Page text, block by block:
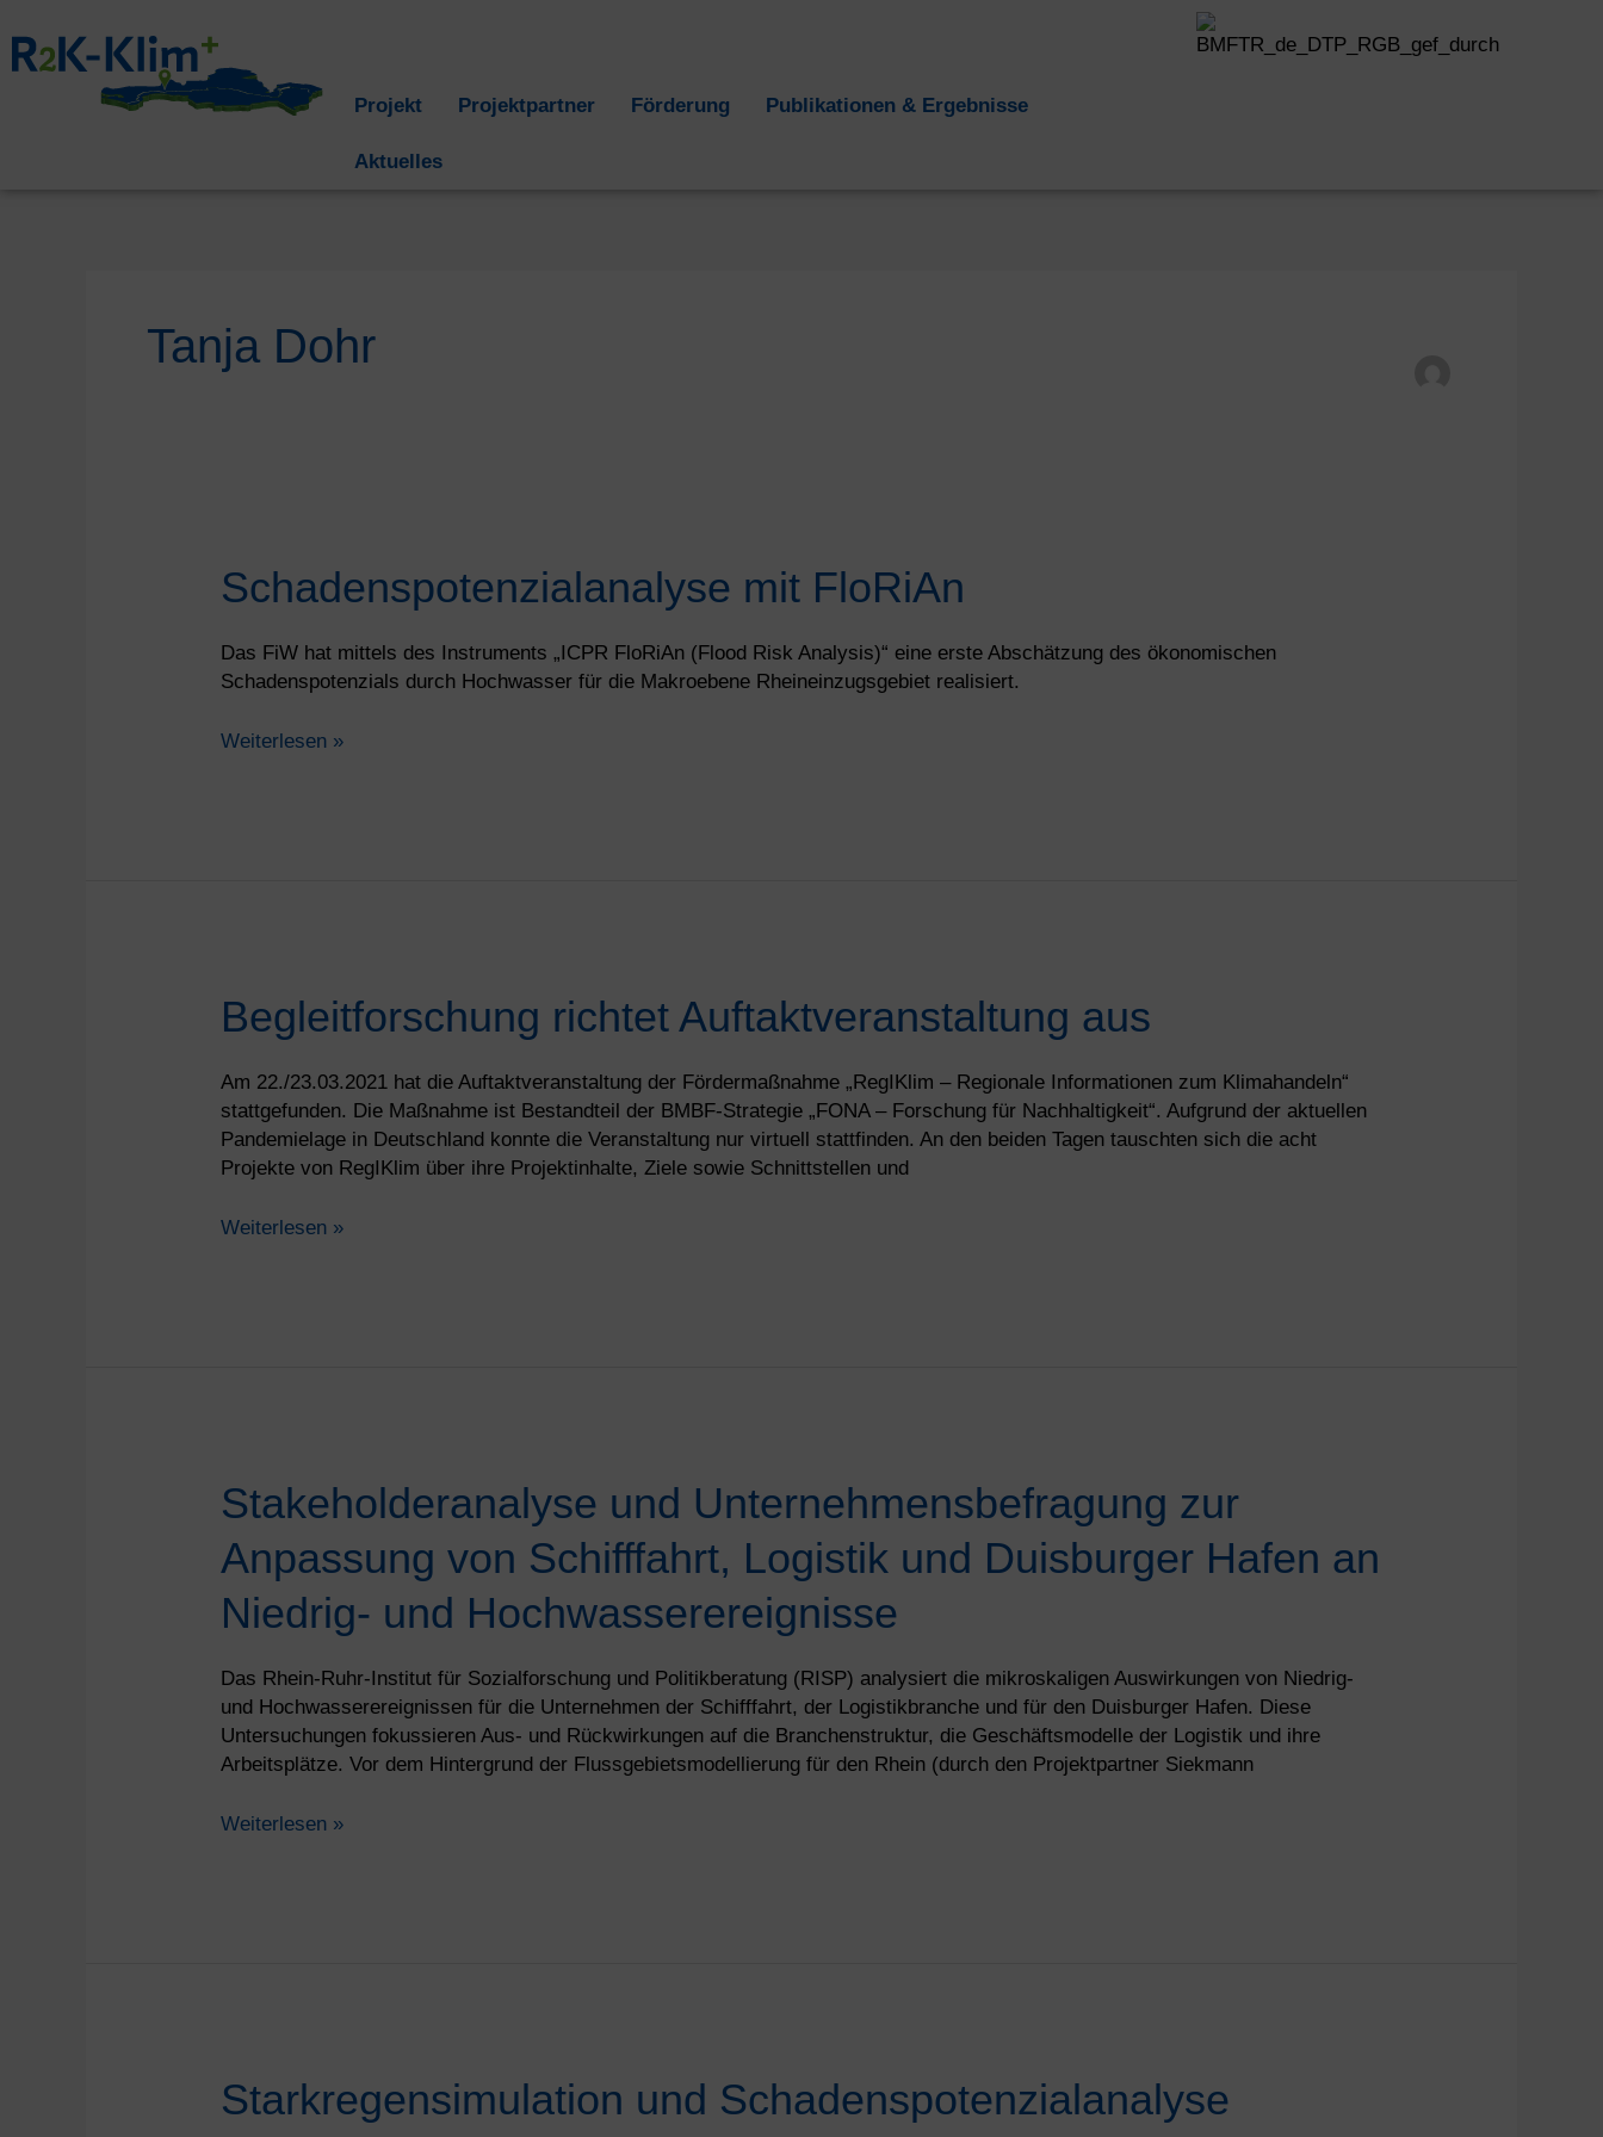
Inhalt
springen
Projekt
Projektpartner Förderung Publikationen & Ergebnisse
Aktuelles
Tanja Dohr
Schadenspotenzialanalyse mit FloRiAn
Das FiW hat mittels des Instruments „ICPR FloRiAn (Flood Risk Analysis)“ eine erste Abschätzung des ökonomischen
Schadenspotenzials durch Hochwasser für die Makroebene Rheineinzugsgebiet realisiert.
Schadenspotenzialanalyse
mit
Weiterlesen »
Begleitforschung richtet Auftaktveranstaltung aus
Am 22./23.03.2021 hat die Auftaktveranstaltung der Fördermaßnahme „RegIKlim – Regionale Informationen zum Klimahandeln“
stattgefunden. Die Maßnahme ist Bestandteil der BMBF-Strategie „FONA – Forschung für Nachhaltigkeit“. Aufgrund der aktuellen
Pandemielage in Deutschland konnte die Veranstaltung nur virtuell stattfinden. An den beiden Tagen tauschten sich die acht
Projekte von RegIKlim über ihre Projektinhalte, Ziele sowie Schnittstellen und
Begleitforschung
richtet
aus
Weiterlesen »
Stakeholderanalyse und Unternehmensbefragung zur
Anpassung von Schifffahrt, Logistik und Duisburger Hafen an
Niedrig- und Hochwasserereignisse
Das Rhein-Ruhr-Institut für Sozialforschung und Politikberatung (RISP) analysiert die mikroskaligen Auswirkungen von Niedrig-
und Hochwasserereignissen für die Unternehmen der Schifffahrt, der Logistikbranche und für den Duisburger Hafen. Diese
Untersuchungen fokussieren Aus- und Rückwirkungen auf die Branchenstruktur, die Geschäftsmodelle der Logistik und ihre
Arbeitsplätze. Vor dem Hintergrund der Flussgebietsmodellierung für den Rhein (durch den Projektpartner Siekmann
Stakeholderanalyse
und
Unternehmensbefragung
zur
Anpassung
von
Logistik
und
Duisburger
Hafen
Niedrig-
Weiterlesen »
Starkregensimulation und Schadenspotenzialanalyse
Starkregensimulation
und